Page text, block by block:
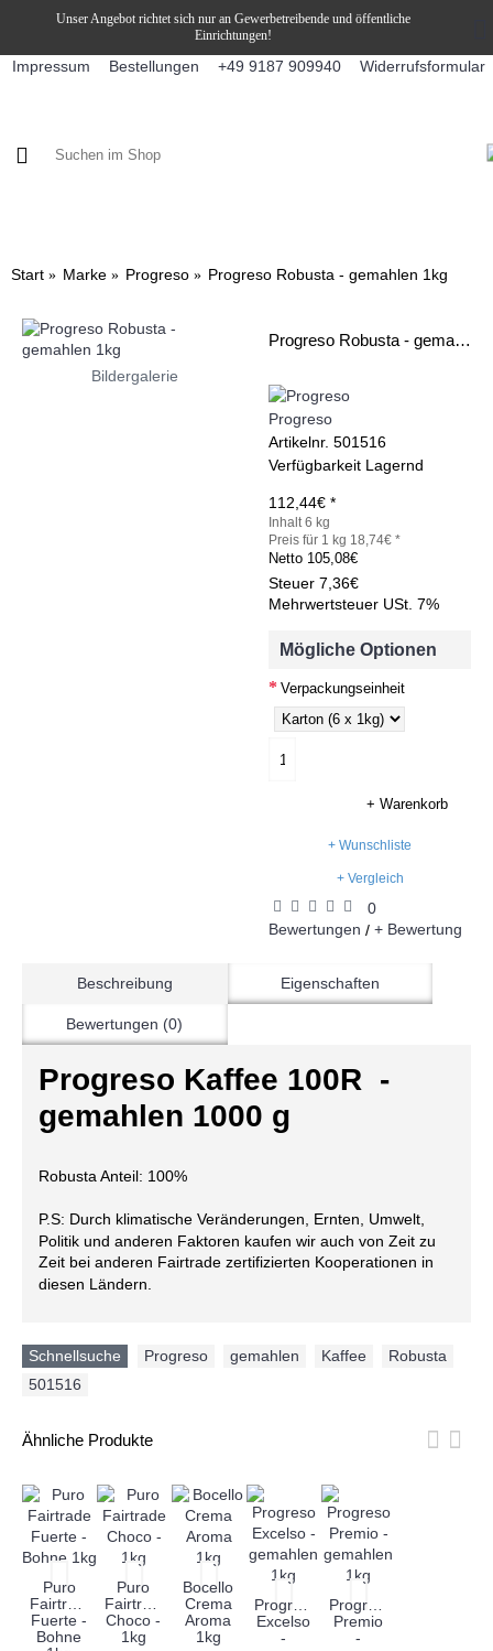
Unser Angebot richtet sich nur an Gewerbetreibende und öffentliche
Einrichtungen!
Impressum Bestellungen +49 9187 909940 Widerrufsformular
Start Marke Progreso Progreso Robusta - gemahlen 1kg
Bildergalerie
Progreso Robusta - gemahlen 1kg
Progreso
Artikelnr. 501516
Verfügbarkeit Lagernd
112,44€ *
Inhalt 6 kg
Preis für 1 kg 18,74€ *
Netto 105,08€
Steuer 7,36€
Mehrwertsteuer USt. 7%
Mögliche Optionen
Verpackungseinheit
+ Warenkorb
+ Wunschliste
+ Vergleich
0
Bewertungen / + Bewertung
Beschreibung Eigenschaften
Bewertungen (0)
Progreso Kaffee 100R -
gemahlen 1000 g
Robusta Anteil: 100%
P.S: Durch klimatische Veränderungen, Ernten, Umwelt,
Politik und anderen Faktoren kaufen wir auch von Zeit zu
Zeit bei anderen Fairtrade zertifizierten Kooperationen in
diesen Ländern.
Schnellsuche Progreso gemahlen Kaffee Robusta
501516
Ähnliche Produkte
Puro
Fairtrade
Fuerte -
Bohne
Puro
Fairtrade
Choco -
1kg
Bocello
Crema
Aroma
1kg
Progreso
Excelso
-
Progreso
Premio
-